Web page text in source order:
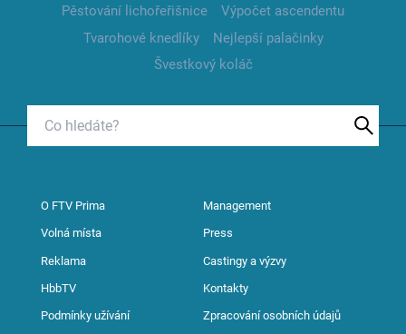
Pěstování lichořeřišnice
Výpočet ascendentu
Tvarohové knedlíky
Nejlepší palačinky
Švestkový koláč
O FTV Prima Management
Volná místa Press
Reklama Castingy a výzvy
HbbTV Kontakty
Podmínky užívání Zpracování osobních údajů